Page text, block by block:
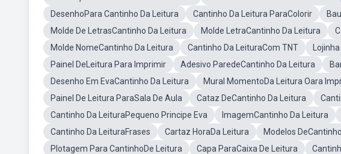
DesenhoPara Cantinho Da Leitura
Cantinho Da Leitura ParaColorir
Molde De LetrasCantinho Da Leitura
Molde LetraCantinho Da Leitura
Molde NomeCantinho Da Leitura
Cantinho Da LeituraCom TNT
Painel DeLeitura Para Imprimir
Adesivo ParedeCantinho Da Leitura
Desenho Em EvaCantinho Da Leitura
Mural MomentoDa Leitura Oara
Painel De Leitura ParaSala De Aula
Cataz DeCantinho Da Leitura
Cantinho Da LeituraPequeno Principe Eva
ImagemCantinho Da Leitura
Cantinho Da LeituraFrases
Cartaz HoraDa Leitura Modelos
Plotagem Para CantinhoDe Leitura
Capa ParaCaixa De Leitura